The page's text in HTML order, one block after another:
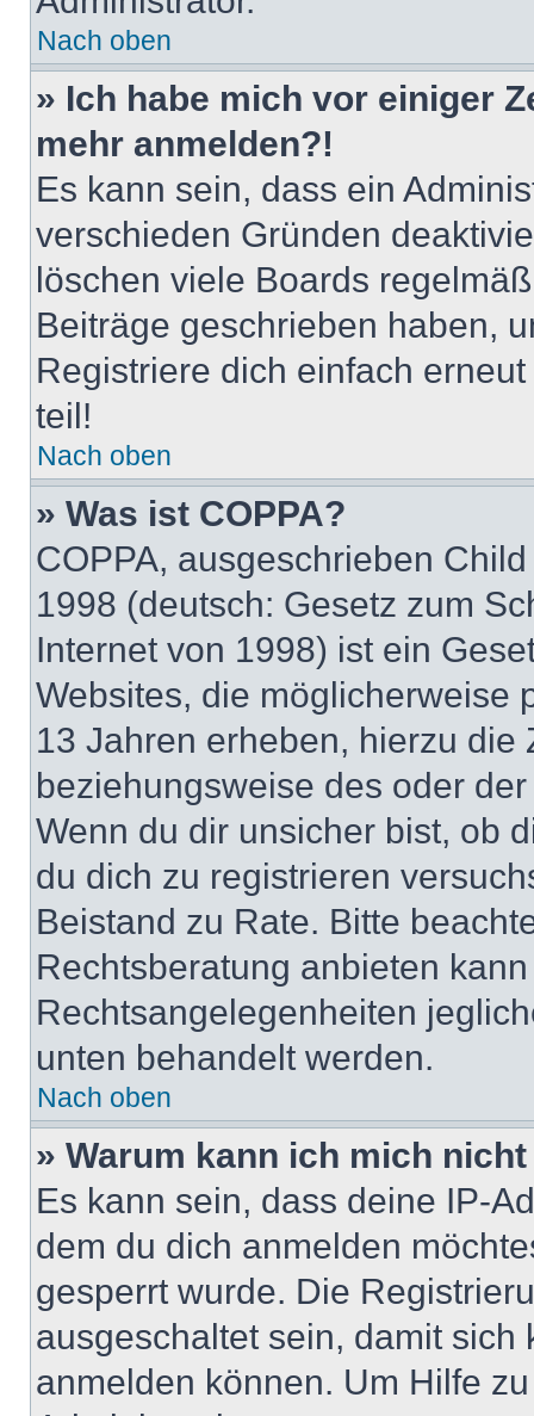
Nach oben
» Ich habe mich vor einiger
mehr anmelden?!
Es kann sein, dass ein
verschieden Gründen
löschen viele Boards
Beiträge geschrieben haben,
Registriere dich einfach
teil!
Nach oben
» Was ist COPPA?
COPPA, ausgeschrieben
1998 (deutsch: Gesetz zum
Internet von 1998) ist ein
Websites, die möglicherweise
13 Jahren erheben, hierzu die
beziehungsweise des oder
Wenn du dir unsicher bist, ob
du dich zu registrieren
Beistand zu Rate. Bitte
Rechtsberatung anbieten
Rechtsangelegenheiten
unten behandelt werden.
Nach oben
» Warum kann ich mich
Es kann sein, dass deine IP-
dem du dich anmelden
gesperrt wurde. Die
ausgeschaltet sein, damit
anmelden können. Um Hilfe